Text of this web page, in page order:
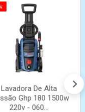
Lavadora De Alta
Ghp 180 1500w
220v - 060...